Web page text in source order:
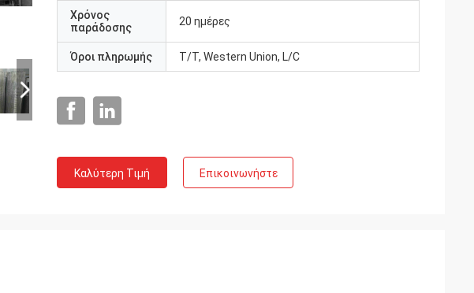
Χρόνος
παράδοσης
20 ημέρες
Όροι πληρωμής T/T, Western Union, L/C
Καλύτερη Τιμή Επικοινωνήστε